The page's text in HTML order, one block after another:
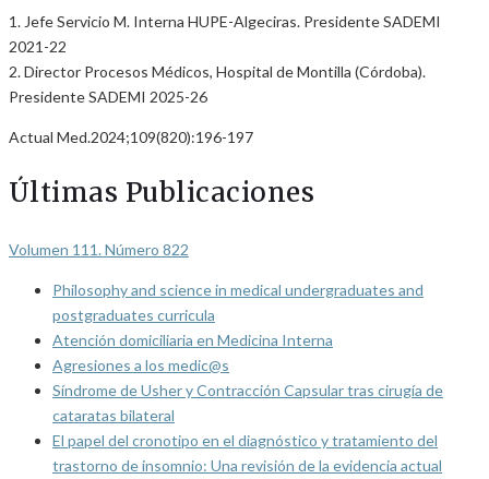
1. Jefe Servicio M. Interna HUPE-Algeciras. Presidente SADEMI
2021-22
2. Director Procesos Médicos, Hospital de Montilla (Córdoba).
Presidente SADEMI 2025-26
Actual Med.2024;109(820):196-197
Últimas Publicaciones
Volumen 111. Número 822
Philosophy and science in medical undergraduates and
postgraduates curricula
Atención domiciliaria en Medicina Interna
Agresiones a los medic@s
Síndrome de Usher y Contracción Capsular tras cirugía de
cataratas bilateral
El papel del cronotipo en el diagnóstico y tratamiento del
trastorno de insomnio: Una revisión de la evidencia actual